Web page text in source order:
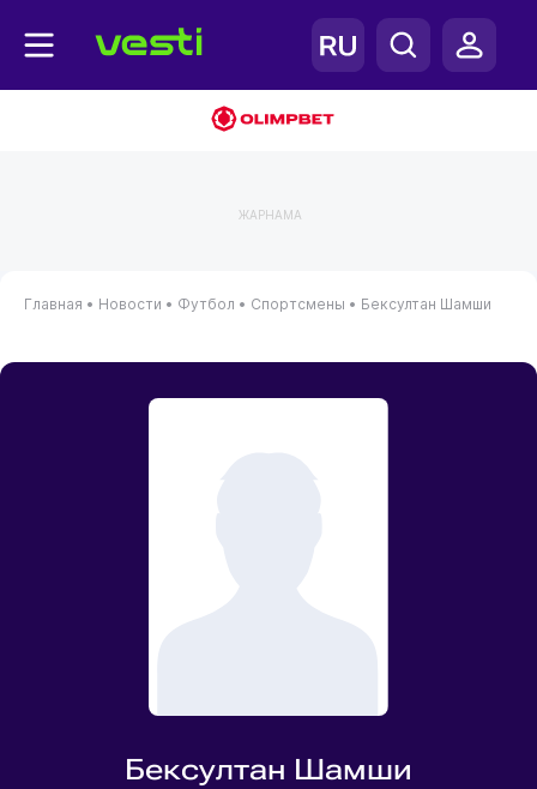
ЖАРНАМА
Главная • Новости • Футбол • Спортсмены • Бексултан Шамши
Бексултан Шамши